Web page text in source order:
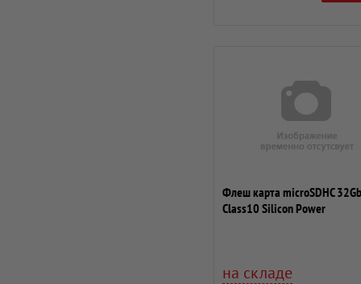
Флеш карта microSDHC 32Gb
Class10 Silicon Power
на складе